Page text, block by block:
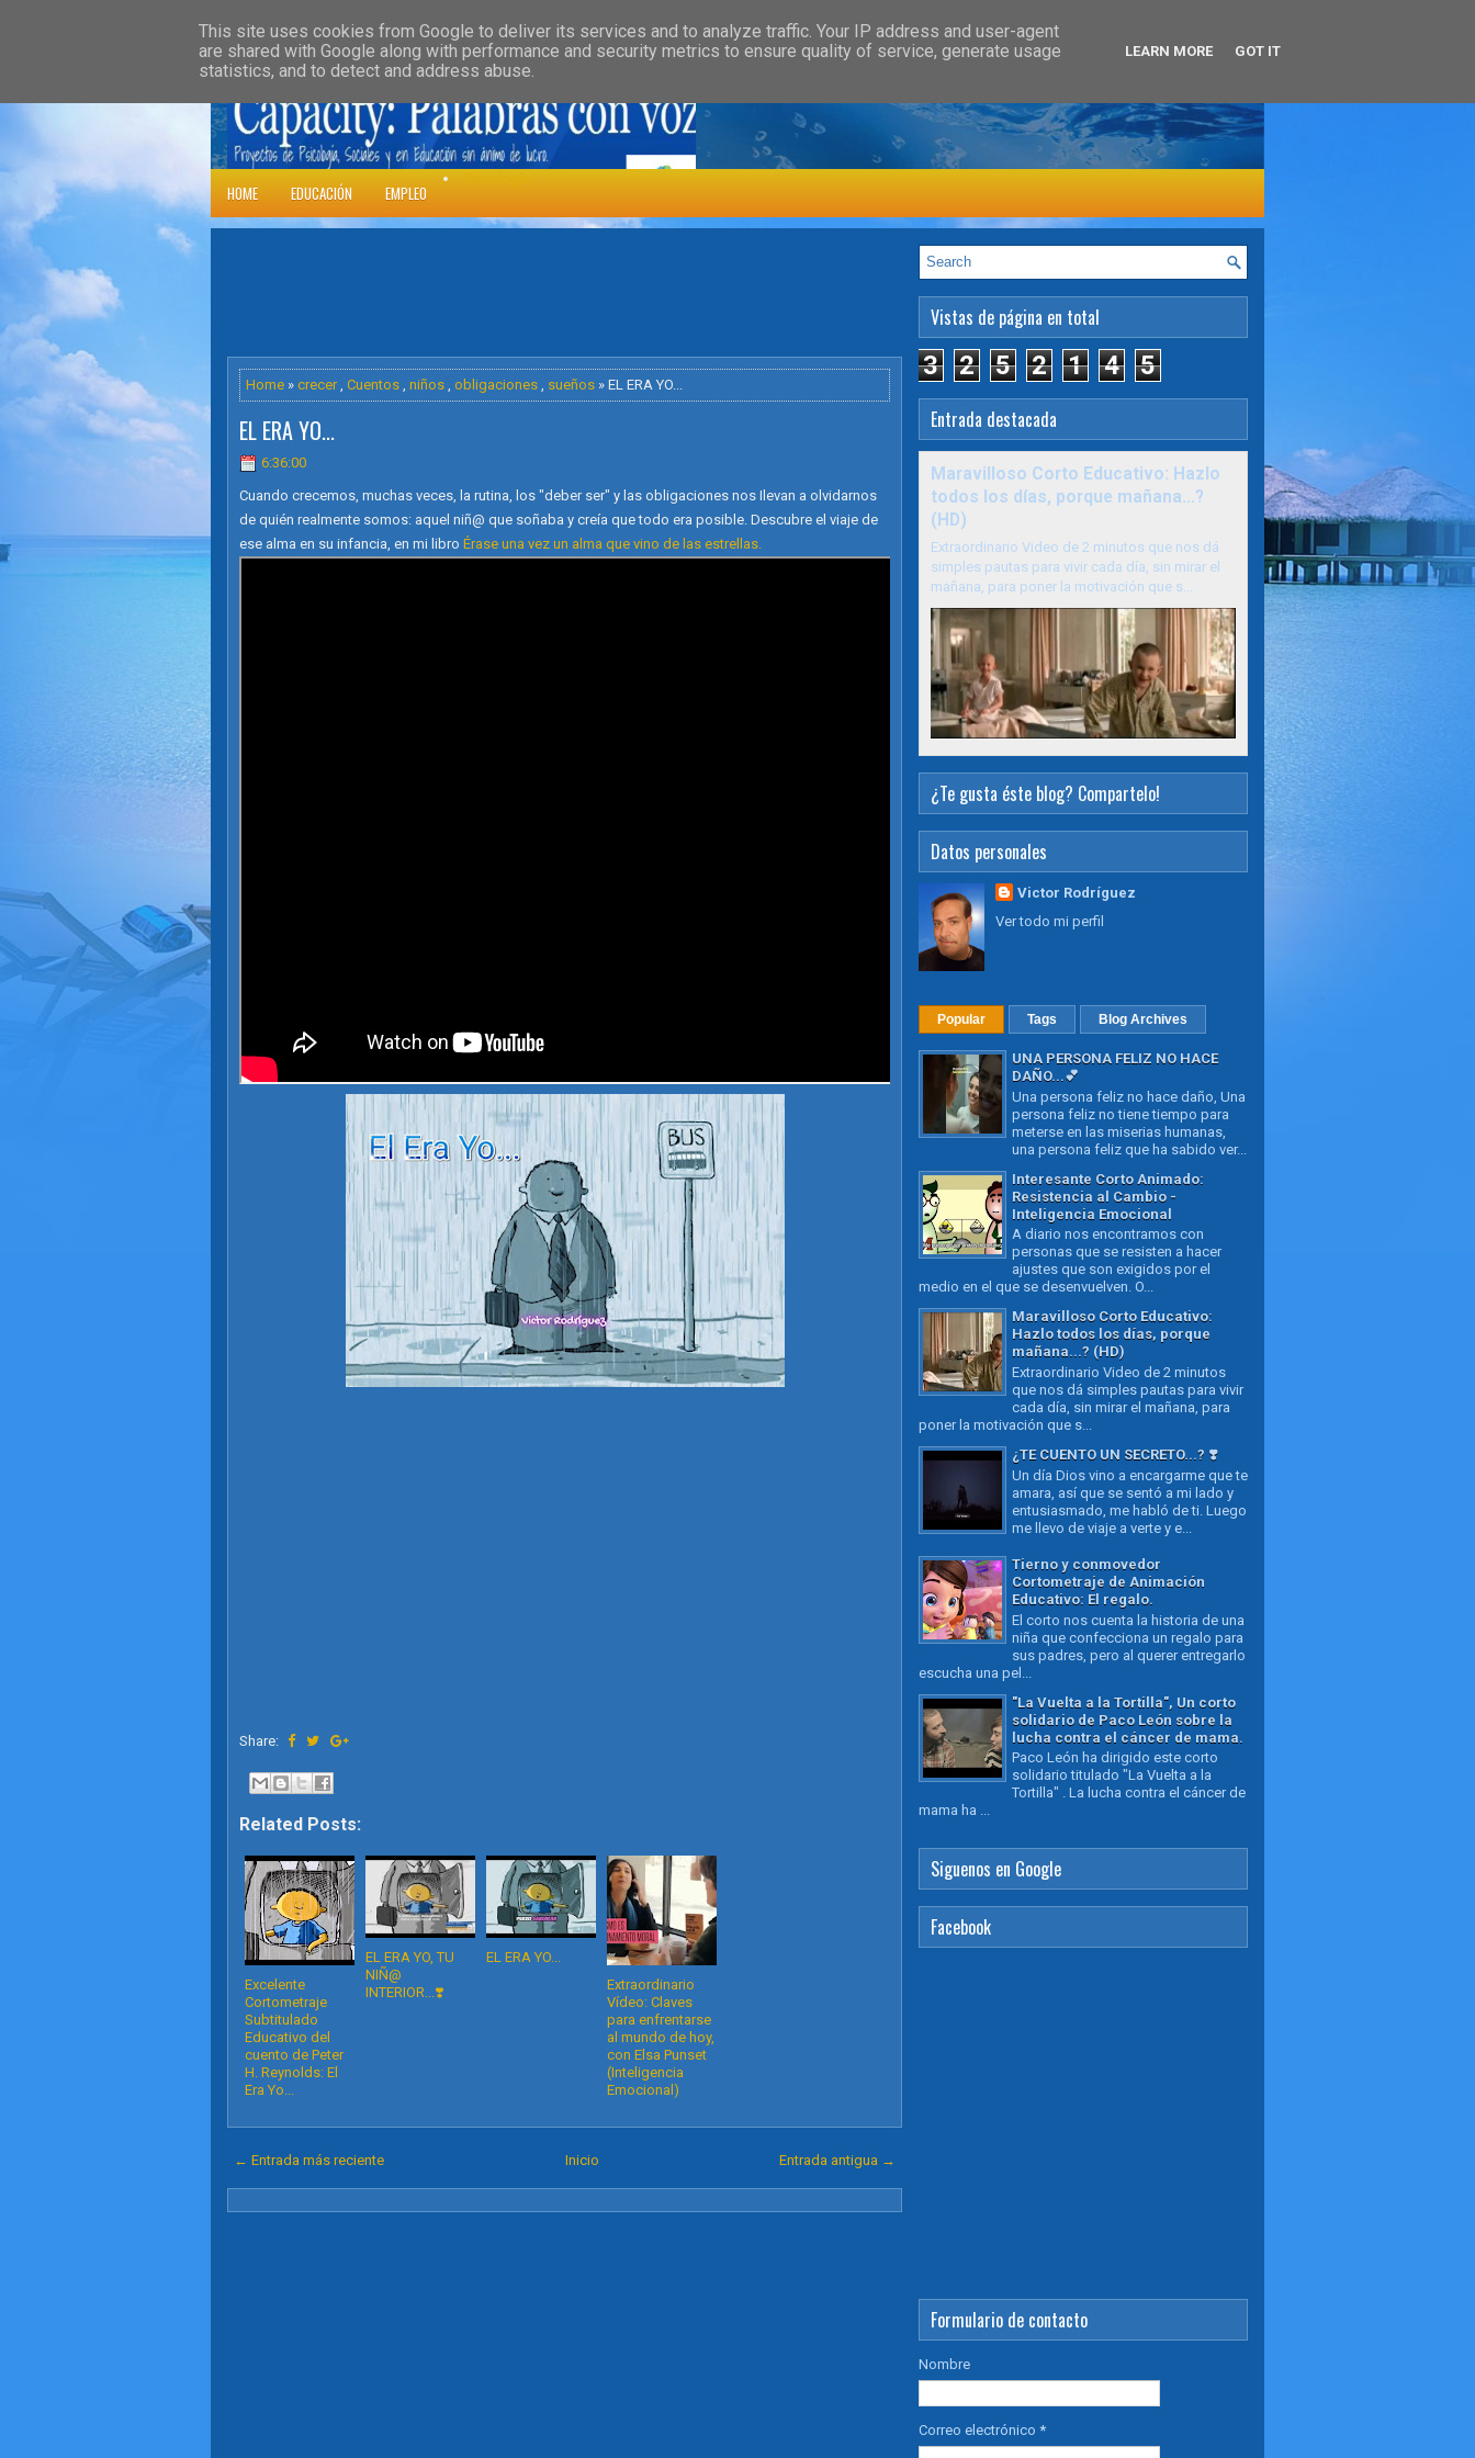
HOME DOWNLOADS » PARENT CATEGORY » FEATURED HEALTH »
HOME EDUCACIÓN EMPLEO
Home » crecer, Cuentos , niños , obligaciones , sueños » EL ERA YO...
EL ERA YO...
6:36:00
Cuando crecemos, muchas veces, la rutina, los "deber ser" y las obligaciones nos Ilevan a olvidarnos
de quién realmente somos: aquel niñ@ que soñaba y creía que todo era posible. Descubre el viaje de
ese alma en su infancia, en mi libro Érase una vez un alma que vino de las estrellas.
Share:
Related Posts:
Excelente
Cortometraje
Subtitulado
Educativo del
cuento de Peter
H. Reynolds: El
Era Yo...
EL ERA YO, TU
NIÑ@
INTERIOR...❣️
EL ERA YO...
Extraordinario
Vídeo: Claves
para enfrentarse
al mundo de hoy,
con Elsa Punset
(Inteligencia
Emocional)
← Entrada más reciente Entrada antigua →
Inicio
Vistas de página en total
3 2 5 2 1 4 5
Entrada destacada
Maravilloso Corto Educativo: Hazlo
todos los días, porque mañana...?
(HD)
Extraordinario Video de 2 minutos que nos dá
simples pautas para vivir cada día, sin mirar el
mañana, para poner la motivación que s...
¿Te gusta éste blog? Compartelo!
Datos personales
Victor Rodríguez
Ver todo mi perfil
Popular Tags Blog Archives
UNA PERSONA FELIZ NO HACE
DAÑO...💕
Una persona feliz no hace daño, Una
persona feliz no tiene tiempo para
meterse en las miserias humanas,
una persona feliz que ha sabido ver...
Interesante Corto Animado:
Resistencia al Cambio -
Inteligencia Emocional
A diario nos encontramos con
personas que se resisten a hacer
ajustes que son exigidos por el
medio en el que se desenvuelven. O...
Maravilloso Corto Educativo:
Hazlo todos los días, porque
mañana...? (HD)
Extraordinario Video de 2 minutos
que nos dá simples pautas para vivir
cada día, sin mirar el mañana, para
poner la motivación que s...
¿TE CUENTO UN SECRETO...? ❣️
Un día Dios vino a encargarme que te
amara, así que se sentó a mi lado y
entusiasmado, me habló de ti. Luego
me llevo de viaje a verte y e...
Tierno y conmovedor
Cortometraje de Animación
Educativo: El regalo.
El corto nos cuenta la historia de una
niña que confecciona un regalo para
sus padres, pero al querer entregarlo
escucha una pel...
"La Vuelta a la Tortilla", Un corto
solidario de Paco León sobre la
lucha contra el cáncer de mama.
Paco León ha dirigido este corto
solidario titulado "La Vuelta a la
Tortilla" . La lucha contra el cáncer de
mama ha ...
Siguenos en Google
Facebook
Formulario de contacto
Nombre
Correo electrónico *
This site uses cookies from Google to deliver its services and to analyze traffic. Your IP address and user-agent
are shared with Google along with performance and security metrics to ensure quality of service, generate usage
statistics, and to detect and address abuse.
LEARN MORE GOT IT